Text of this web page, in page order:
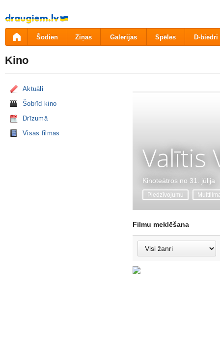
Pāriet
uz
saturu
Šodien Ziņas Galerijas Spēles D-biedri
Kino
Aktuāli
Šobrīd kino
Drīzumā
Visas filmas
Valītis
Kinoteātros no 31. jūlija
Piedzīvojumu
Filmu meklēšana